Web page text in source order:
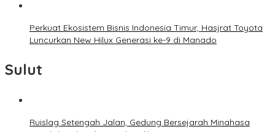
Perkuat Ekosistem Bisnis Indonesia Timur, Hasjrat Toyota
Luncurkan New Hilux Generasi ke-9 di Manado
Sulut
Ruislag Setengah Jalan, Gedung Bersejarah Minahasa